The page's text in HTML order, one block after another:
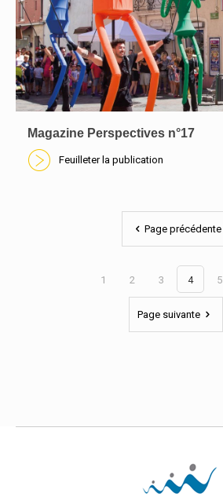
Magazine Perspectives n°17
Feuilleter la publication
Page précédente
1 2 3 4 5
Page suivante